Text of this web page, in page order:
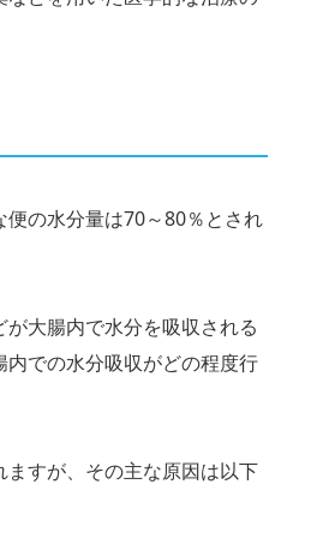
の水分量は70～80％とされ
大腸内で水分を吸収される
での水分吸収がどの程度行
すが、その主な原因は以下